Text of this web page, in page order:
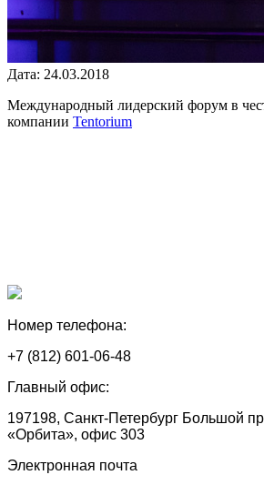
Дата: 24.03.2018
Международный лидерский форум в
компании Tentorium
Номер телефона:
+7 (812) 601-06-48
Главный офис:
197198, Санкт-Петербург Большой
«Орбита», офис 303
Электронная почта